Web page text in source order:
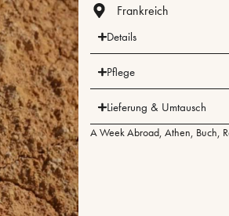
Frankreich
Details
Pflege
Lieferung & Umtausch
A Week Abroad, Athen, Buch,